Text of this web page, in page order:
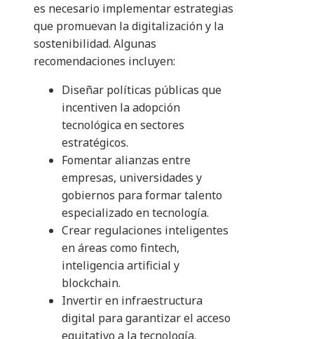
es necesario implementar estrategias
que promuevan la digitalización y la
sostenibilidad. Algunas
recomendaciones incluyen:
Diseñar políticas públicas que
incentiven la adopción
tecnológica en sectores
estratégicos.
Fomentar alianzas entre
empresas, universidades y
gobiernos para formar talento
especializado en tecnología.
Crear regulaciones inteligentes
en áreas como fintech,
inteligencia artificial y
blockchain.
Invertir en infraestructura
digital para garantizar el acceso
equitativo a la tecnología.